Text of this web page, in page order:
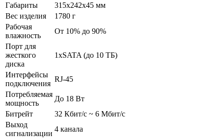
Габариты
315x242x45 мм
Вес изделия
1780 г
Рабочая
влажность
От 10% до 90%
Порт для
жесткого
диска
1xSATA (до 10 ТБ)
Интерфейсы
подключения
RJ-45
Потребляемая
мощность
До 18 Вт
Битрейт
32 Кбит/с ~ 6 Мбит/с
Выход
сигнализации
4 канала